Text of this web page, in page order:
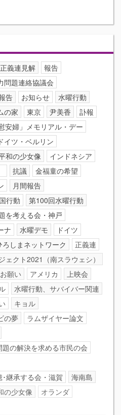
正義連見解
報告
問題連絡協議会
告 お知らせ
水曜行動
の家 東京 尹美香
訃報
安婦」メモリアル・デー
ドイツ・ベルリン
和の少女像
インドネシア
抗議
金福童の希望
月間報告
行動
第100回水曜行動
を考える会・神戸
ナ 水曜デモ
ドイツ
しまネットワーク
正義連
ェクト2021（南スラウェシ）
お願い アメリカ
上映会
水曜行動、サバイバー関連
キョル
の夢
ラムザイヤー論文
の解決を求める市民の会
継承する会・滋賀
海南島
の少女像
オランダ